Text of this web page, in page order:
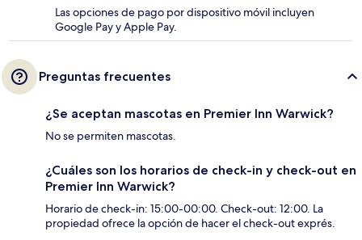
Las opciones de pago por dispositivo móvil incluyen
Google Pay y Apple Pay.
Preguntas frecuentes
¿Se aceptan mascotas en Premier Inn Warwick?
No se permiten mascotas.
¿Cuáles son los horarios de check-in y check-out en
Premier Inn Warwick?
Horario de check-in: 15:00-00:00. Check-out: 12:00. La
propiedad ofrece la opción de hacer el check-out exprés.